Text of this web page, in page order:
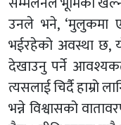
उनले भने, ‘मुलुकमा
भईरहेको अवस्था छ,
देखाउनु पर्ने
त्यसलाई चिर्दै हाम्रो
भन्ने विश्वासको